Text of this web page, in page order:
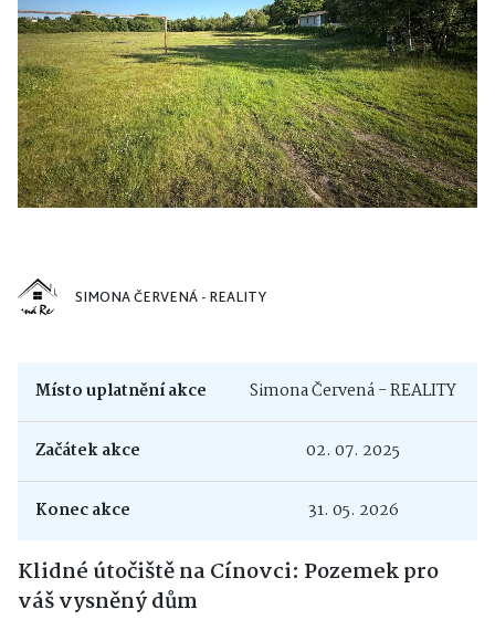
SIMONA ČERVENÁ - REALITY
Místo uplatnění akce Simona Červená - REALITY
Začátek akce 02. 07. 2025
Konec akce 31. 05. 2026
Klidné útočiště na Cínovci: Pozemek pro
váš vysněný dům